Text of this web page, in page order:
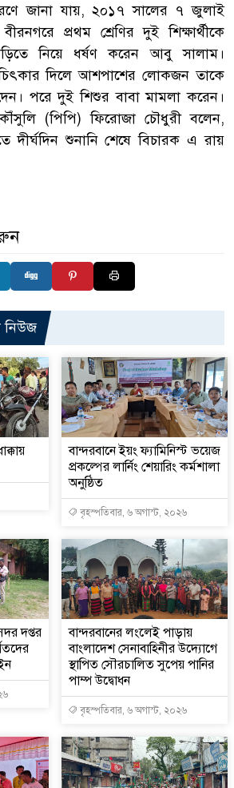
জানা যায়, ২০১৭ সালের ৭ জুলাই
প্রথম শ্রেণির দুই শিক্ষার্থীকে
নিয়ে ধর্ষণ করেন আবু সালাম।
দিলে আশপাশের লোকজন তাকে
পরে দুই শিশুর বাবা মামলা করেন।
(পিপি) ফিরোজা চৌধুরী বলেন,
শুনানি শেষে বিচারক এ রায়
নিউজ
বান্দরবানে ইয়ং ফ্যামিনিস্ট ভয়েজ
প্রকল্পের লার্নিং শেয়ারিং কর্মশালা
অনুষ্ঠিত
বৃহস্পতিবার, ৬ অগাস্ট, ২০২৬
দপ্তর
বান্দরবানের লংলেই পাড়ায়
বাংলাদেশ সেনাবাহিনীর উদ্যোগে
স্থাপিত সৌরচালিত সুপেয় পানির
পাম্প উদ্বোধন
বৃহস্পতিবার, ৬ অগাস্ট, ২০২৬